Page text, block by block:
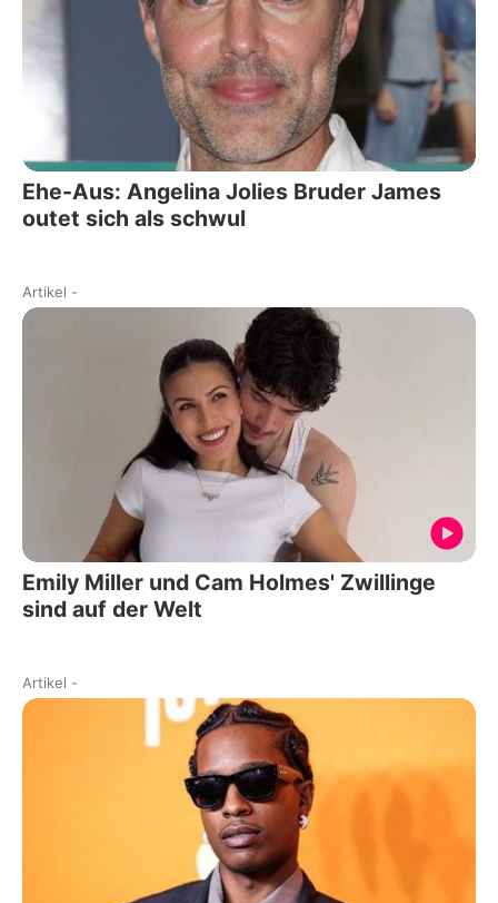
Ehe-Aus: Angelina Jolies Bruder James
outet sich als schwul
Artikel -
Emily Miller und Cam Holmes' Zwillinge
sind auf der Welt
Artikel -